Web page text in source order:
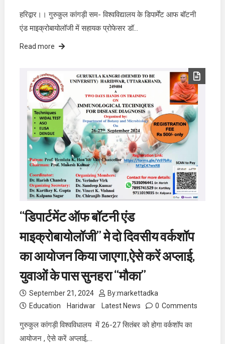
हरिद्वार।। गुरुकुल कांगड़ी सम- विश्वविद्यालय के डिपार्मेंट आफ बॉटनी
एंड माइक्रोबायोलॉजी में सहायक प्रोफेसर डॉ…
Read more
“डिपार्टमेंट ऑफ बॉटनी एंड
माइक्रोबायोलॉजी” मे दो दिवसीय वर्कशॉप
का आयोजन किया जाएगा,ऐसे करें अप्लाई,
युवाओं के पास सुनहरा “मौका”
September 21, 2024 By:markettadka
Education
Haridwar Latest News 0 Comments
गुरुकुल कांगड़ी विश्वविधालय में 26-27 सितंबर को होगा वर्कशॉप का
आयोजन , ऐसे करें अप्लाई,…